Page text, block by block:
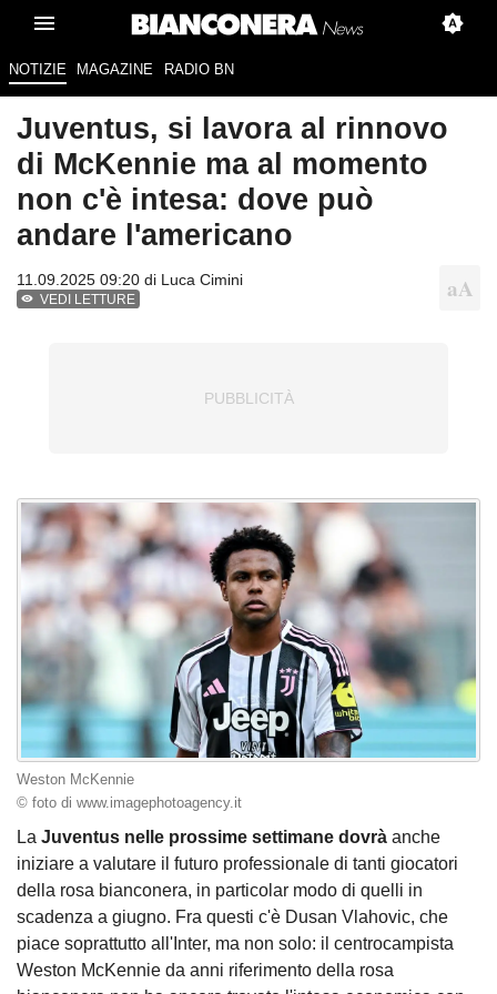
NOTIZIE MAGAZINE RADIO BN
Juventus, si lavora al rinnovo
di McKennie ma al momento
non c'è intesa: dove può
andare l'americano
11.09.2025 09:20 di Luca Cimini
VEDI LETTURE
Weston McKennie
© foto di www.imagephotoagency.it
La Juventus nelle prossime settimane dovrà anche
iniziare a valutare il futuro professionale di tanti giocatori
della rosa bianconera, in particolar modo di quelli in
scadenza a giugno. Fra questi c'è Dusan Vlahovic, che
piace soprattutto all'Inter, ma non solo: il centrocampista
Weston McKennie da anni riferimento della rosa